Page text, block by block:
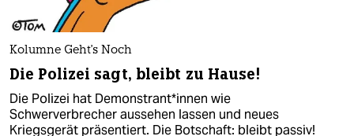
Kolumne Geht's Noch
Die Polizei sagt, bleibt zu Hause!
Die Polizei hat Demonstrant*innen wie
Schwerverbrecher ­aussehen lassen und neues
Kriegsgerät präsentiert. Die Botschaft: bleibt passiv!